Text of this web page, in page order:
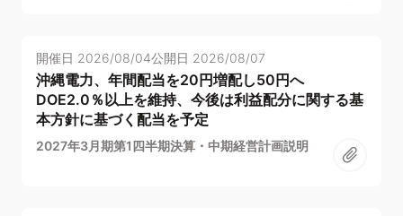
開催日 2026/08/04公開日 2026/08/07
沖縄電力、年間配当を20円増配し50円へ
DOE2.0％以上を維持、今後は利益配分に関する基
本方針に基づく配当を予定
2027年3月期第1四半期決算・中期経営計画説明